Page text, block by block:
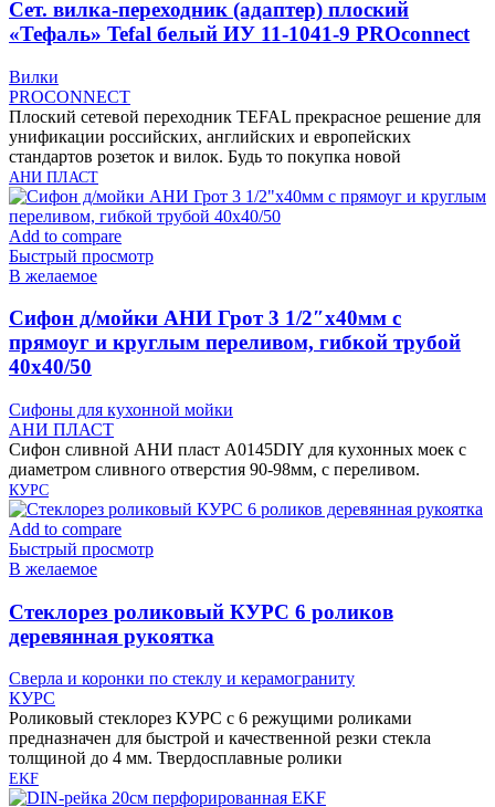
Cет. вилка-переходник (адаптер) плоский
«Тефаль» Tefal белый ИУ 11-1041-9 PROconnect
Вилки
PROCONNECT
Плоский сетевой переходник TEFAL прекрасное решение для
унификации российских, английских и европейских
стандартов розеток и вилок. Будь то покупка новой
АНИ ПЛАСТ
Add to compare
Быстрый просмотр
В желаемое
Cифон д/мойки АНИ Грот 3 1/2″х40мм с
прямоуг и круглым переливом, гибкой трубой
40х40/50
Сифоны для кухонной мойки
АНИ ПЛАСТ
Сифон сливной АНИ пласт A0145DIY для кухонных моек с
диаметром сливного отверстия 90-98мм, с переливом.
КУРС
Add to compare
Быстрый просмотр
В желаемое
Cтеклорез роликовый КУРС 6 роликов
деревянная рукоятка
Сверла и коронки по стеклу и керамограниту
КУРС
Роликовый стеклорез КУРС с 6 режущими роликами
предназначен для быстрой и качественной резки стекла
толщиной до 4 мм. Твердосплавные ролики
EKF